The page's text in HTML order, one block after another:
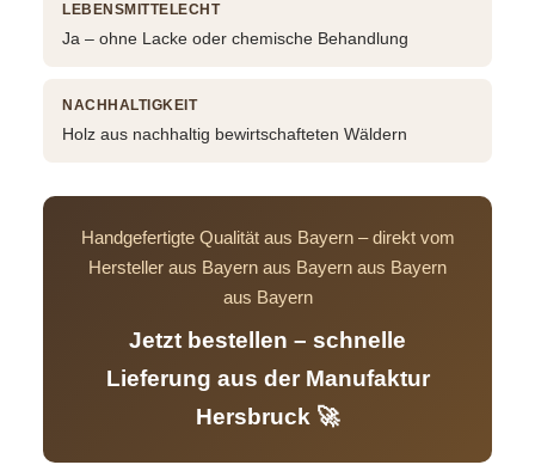
LEBENSMITTELECHT
Ja – ohne Lacke oder chemische Behandlung
NACHHALTIGKEIT
Holz aus nachhaltig bewirtschafteten Wäldern
Handgefertigte Qualität aus Bayern – direkt vom
Hersteller aus Bayern aus Bayern aus Bayern
aus Bayern
Jetzt bestellen – schnelle
Lieferung aus der Manufaktur
Hersbruck 🚀